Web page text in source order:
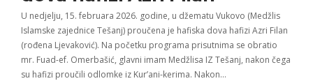
U nedjelju, 15. februara 2026. godine, u džematu Vukovo (Medžlis
Islamske zajednice Tešanj) proučena je hafiska dova hafizi Azri Filan
(rođena Ljevaković). Na početku programa prisutnima se obratio
mr. Fuad-ef. Omerbašić, glavni imam Medžlisa IZ Tešanj, nakon čega
su hafizi proučili odlomke iz Kur’ani-kerima. Nakon…